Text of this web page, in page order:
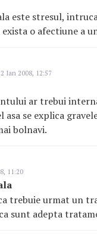
este stresul,
exista o afectiune a
Ian 2008, 12:57
ar trebui
se explica
bolnavi.
11:20
trebuie urmat un
sunt adepta